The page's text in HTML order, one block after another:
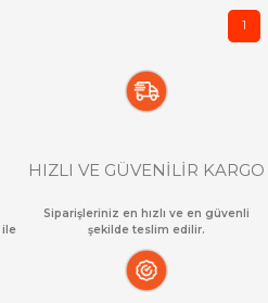
1
ile
HIZLI VE GÜVENİLİR KARGO
Siparişleriniz en hızlı ve en güvenli
şekilde teslim edilir.